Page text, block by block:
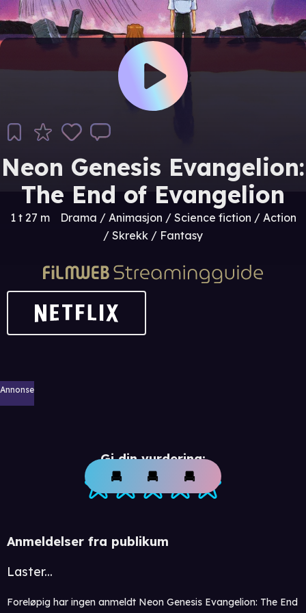
Neon Genesis Evangelion:
The End of Evangelion
1 t 27 m
Drama / Animasjon / Science fiction / Action
/ Skrekk / Fantasy
Annonse
Gi din vurdering:
Anmeldelser fra publikum
Laster...
Foreløpig har ingen anmeldt Neon Genesis Evangelion: The End